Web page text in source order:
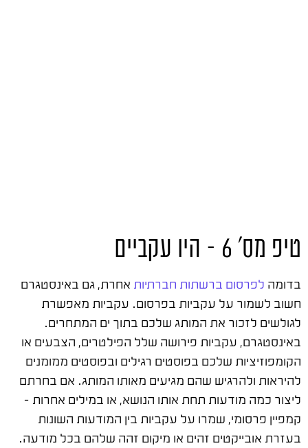
טיפ מס' 6 – היו עקביים
בדומה לפרסום ברשתות חברתיות אחרת, גם באינסטגרם
חשוב לשמור על עקביות בפרסום. עקביות מאפשרת
לגולשים לזכור את המותג שלכם בתוך ים המתחרים.
באינסטגרם, עקביות פירושה שלל הפילטרים, הצבעים או
הקומפוזיציות שלכם בפוסטים רגילים ובפוסטים ממומנים
להיראות ולהרגיש שהם מגיעים מאותו המותג. אם בחרתם
ליצור כמה מודעות תחת אותו הנושא, או במילים אחרות –
קמפיין פרסומי, שמרו על עקביות בין המודעות השונות
בעזרת אובייקטים זהים או מיקום זהה שלהם בכל מודעה.